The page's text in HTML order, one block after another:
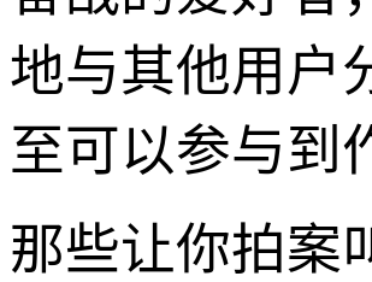
地与其他用户
至可以参与到
那些让你拍案